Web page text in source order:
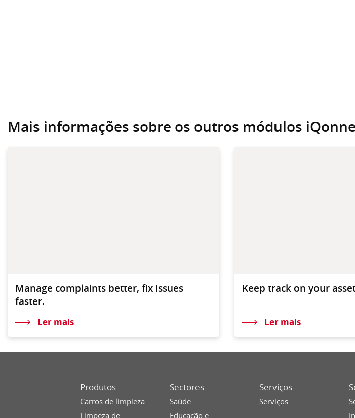
Mais informações sobre os outros módulos
Manage complaints better, fix issues
faster.
Ler mais
Keep track on your
Ler mais
Produtos
Carros de limpieza
Limpeza de
Sectores
Saúde
Educação e
Serviços
Serviços